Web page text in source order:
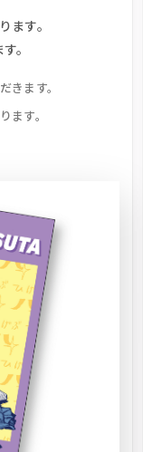
ます。
。
きます。
ます。